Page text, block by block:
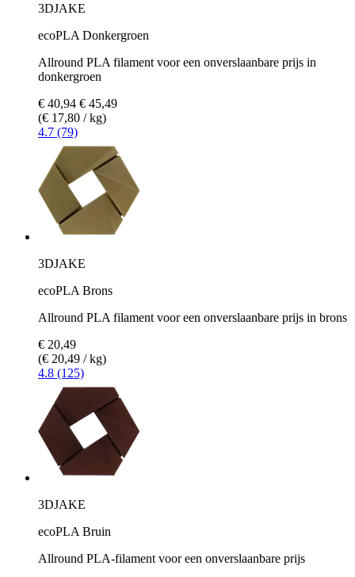
3DJAKE
ecoPLA Donkergroen
Allround PLA filament voor een onverslaanbare prijs in
donkergroen
€ 40,94 € 45,49
(€ 17,80 / kg)
4.7 (79)
3DJAKE
ecoPLA Brons
Allround PLA filament voor een onverslaanbare prijs in brons
€ 20,49
(€ 20,49 / kg)
4.8 (125)
3DJAKE
ecoPLA Bruin
Allround PLA-filament voor een onverslaanbare prijs